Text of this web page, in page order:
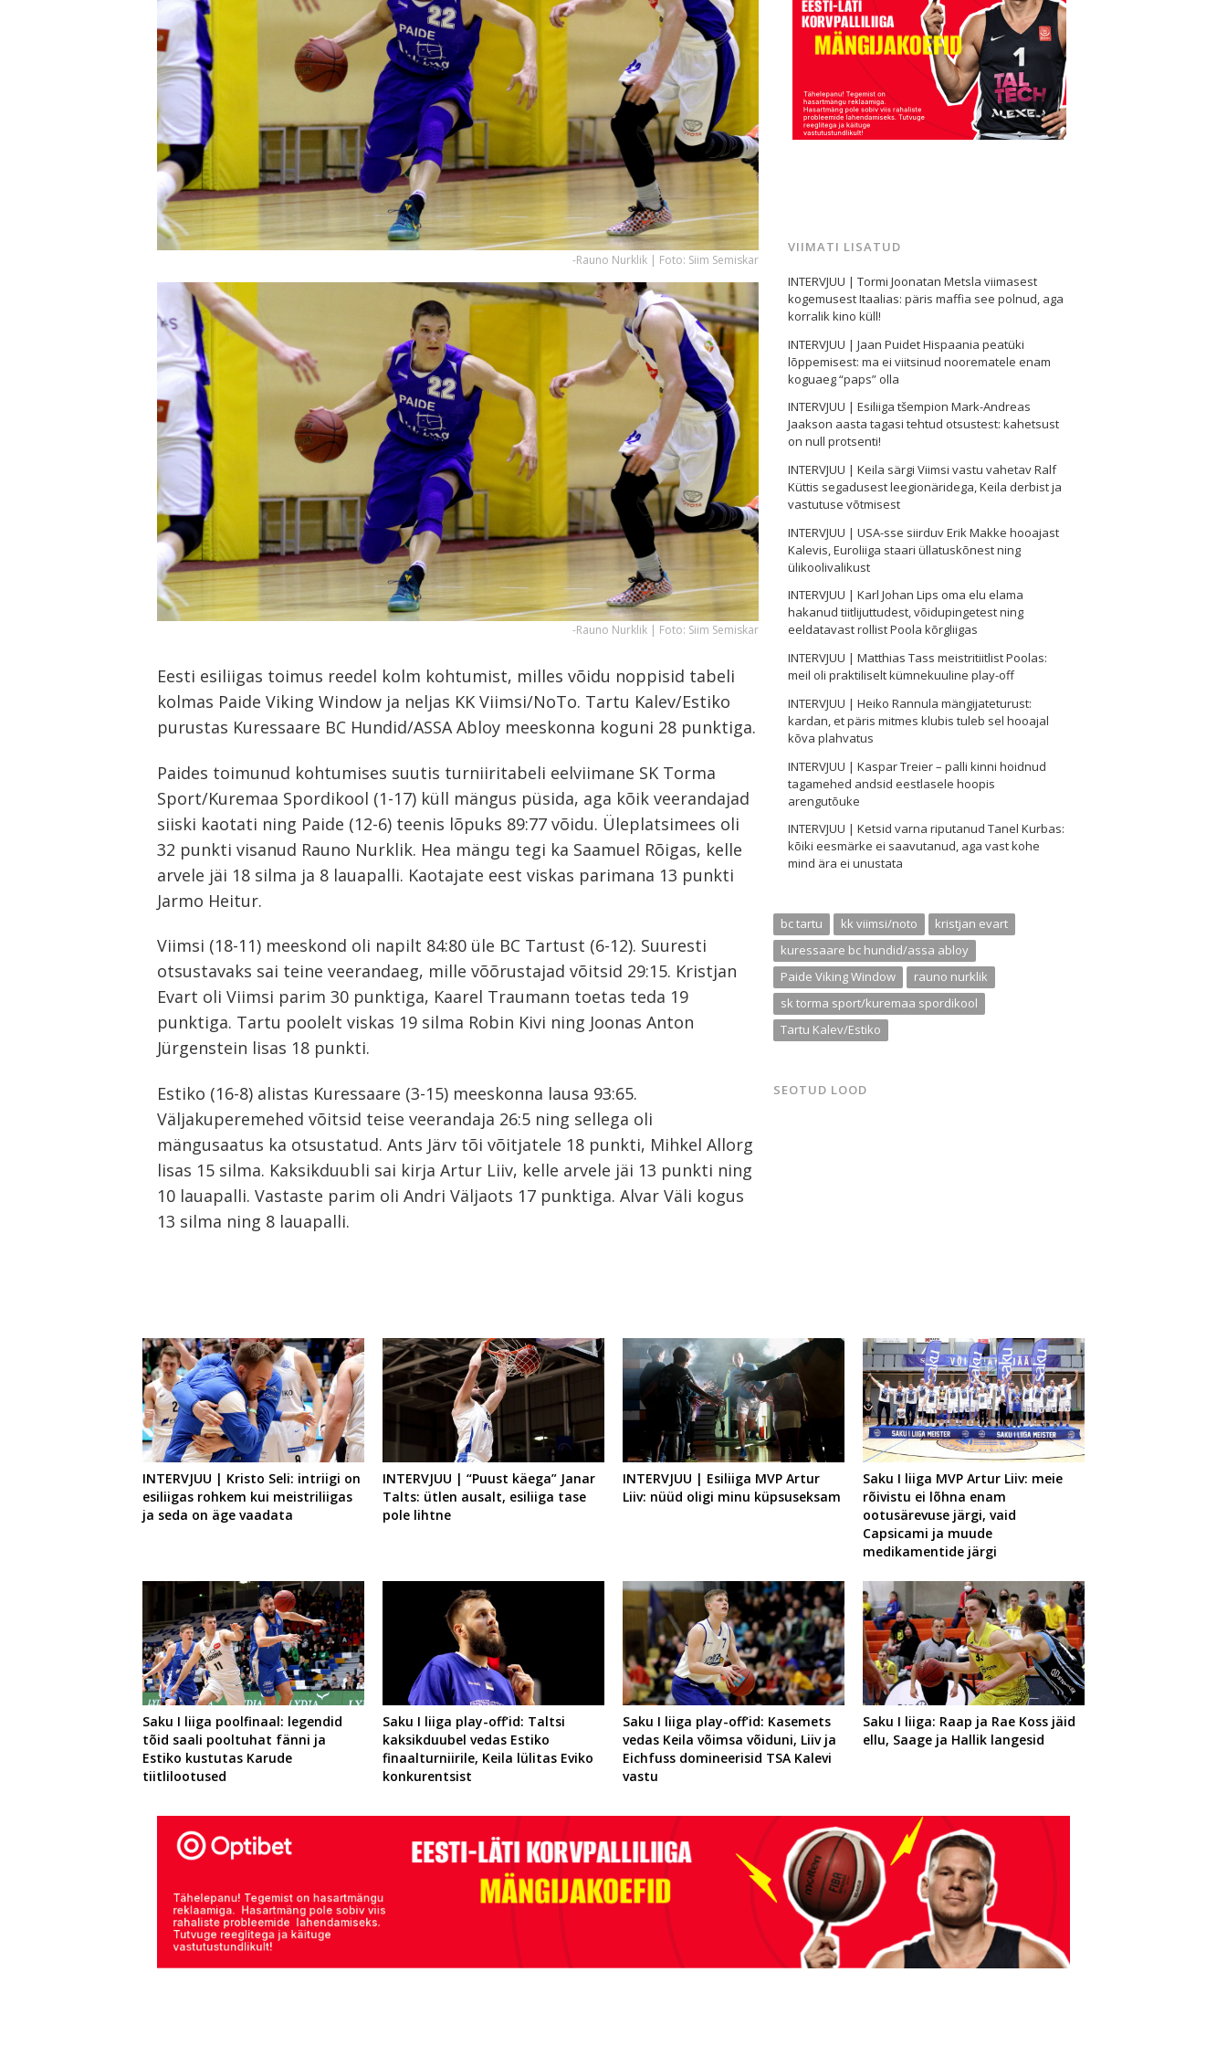
-Rauno Nurklik | Foto: Siim Semiskar
-Rauno Nurklik | Foto: Siim Semiskar
Eesti esiliigas toimus reedel kolm kohtumist, milles võidu noppisid tabeli
kolmas Paide Viking Window ja neljas KK Viimsi/NoTo. Tartu Kalev/Estiko
purustas Kuressaare BC Hundid/ASSA Abloy meeskonna koguni 28 punktiga.
Paides toimunud kohtumises suutis turniiritabeli eelviimane SK Torma
Sport/Kuremaa Spordikool (1-17) küll mängus püsida, aga kõik veerandajad
siiski kaotati ning Paide (12-6) teenis lõpuks 89:77 võidu. Üleplatsimees oli
32 punkti visanud Rauno Nurklik. Hea mängu tegi ka Saamuel Rõigas, kelle
arvele jäi 18 silma ja 8 lauapalli. Kaotajate eest viskas parimana 13 punkti
Jarmo Heitur.
Viimsi (18-11) meeskond oli napilt 84:80 üle BC Tartust (6-12). Suuresti
otsustavaks sai teine veerandaeg, mille võõrustajad võitsid 29:15. Kristjan
Evart oli Viimsi parim 30 punktiga, Kaarel Traumann toetas teda 19
punktiga. Tartu poolelt viskas 19 silma Robin Kivi ning Joonas Anton
Jürgenstein lisas 18 punkti.
Estiko (16-8) alistas Kuressaare (3-15) meeskonna lausa 93:65.
Väljakuperemehed võitsid teise veerandaja 26:5 ning sellega oli
mängusaatus ka otsustatud. Ants Järv tõi võitjatele 18 punkti, Mihkel Allorg
lisas 15 silma. Kaksikduubli sai kirja Artur Liiv, kelle arvele jäi 13 punkti ning
10 lauapalli. Vastaste parim oli Andri Väljaots 17 punktiga. Alvar Väli kogus
13 silma ning 8 lauapalli.
VIIMATI LISATUD
INTERVJUU | Tormi Joonatan Metsla viimasest
kogemusest Itaalias: päris maffia see polnud, aga
korralik kino küll!
INTERVJUU | Jaan Puidet Hispaania peatüki
lõppemisest: ma ei viitsinud noorematele enam
koguaeg “paps” olla
INTERVJUU | Esiliiga tšempion Mark-Andreas
Jaakson aasta tagasi tehtud otsustest: kahetsust
on null protsenti!
INTERVJUU | Keila särgi Viimsi vastu vahetav Ralf
Küttis segadusest leegionäridega, Keila derbist ja
vastutuse võtmisest
INTERVJUU | USA-sse siirduv Erik Makke hooajast
Kalevis, Euroliiga staari üllatuskõnest ning
ülikoolivalikust
INTERVJUU | Karl Johan Lips oma elu elama
hakanud tiitlijuttudest, võidupingetest ning
eeldatavast rollist Poola kõrgliigas
INTERVJUU | Matthias Tass meistritiitlist Poolas:
meil oli praktiliselt kümnekuuline play-off
INTERVJUU | Heiko Rannula mängijateturust:
kardan, et päris mitmes klubis tuleb sel hooajal
kõva plahvatus
INTERVJUU | Kaspar Treier – palli kinni hoidnud
tagamehed andsid eestlasele hoopis
arengutõuke
INTERVJUU | Ketsid varna riputanud Tanel Kurbas:
kõiki eesmärke ei saavutanud, aga vast kohe
mind ära ei unustata
bc tartu kk viimsi/noto
kristjan evart
kuressaare bc hundid/assa abloy
Paide Viking Window
rauno nurklik
sk torma sport/kuremaa spordikool
Tartu Kalev/Estiko
SEOTUD LOOD
INTERVJUU | Kristo Seli: intriigi on
esiliigas rohkem kui meistriliigas
ja seda on äge vaadata
INTERVJUU | “Puust käega” Janar
Talts: ütlen ausalt, esiliiga tase
pole lihtne
INTERVJUU | Esiliiga MVP Artur
Liiv: nüüd oligi minu küpsuseksam
Saku I liiga MVP Artur Liiv: meie
rõivistu ei lõhna enam
ootusärevuse järgi, vaid
Capsicami ja muude
medikamentide järgi
Saku I liiga poolfinaal: legendid
tõid saali pooltuhat fänni ja
Estiko kustutas Karude
tiitlilootused
Saku I liiga play-off’id: Taltsi
kaksikduubel vedas Estiko
finaalturniirile, Keila lülitas Eviko
konkurentsist
Saku I liiga play-off’id: Kasemets
vedas Keila võimsa võiduni, Liiv ja
Eichfuss domineerisid TSA Kalevi
vastu
Saku I liiga: Raap ja Rae Koss jäid
ellu, Saage ja Hallik langesid